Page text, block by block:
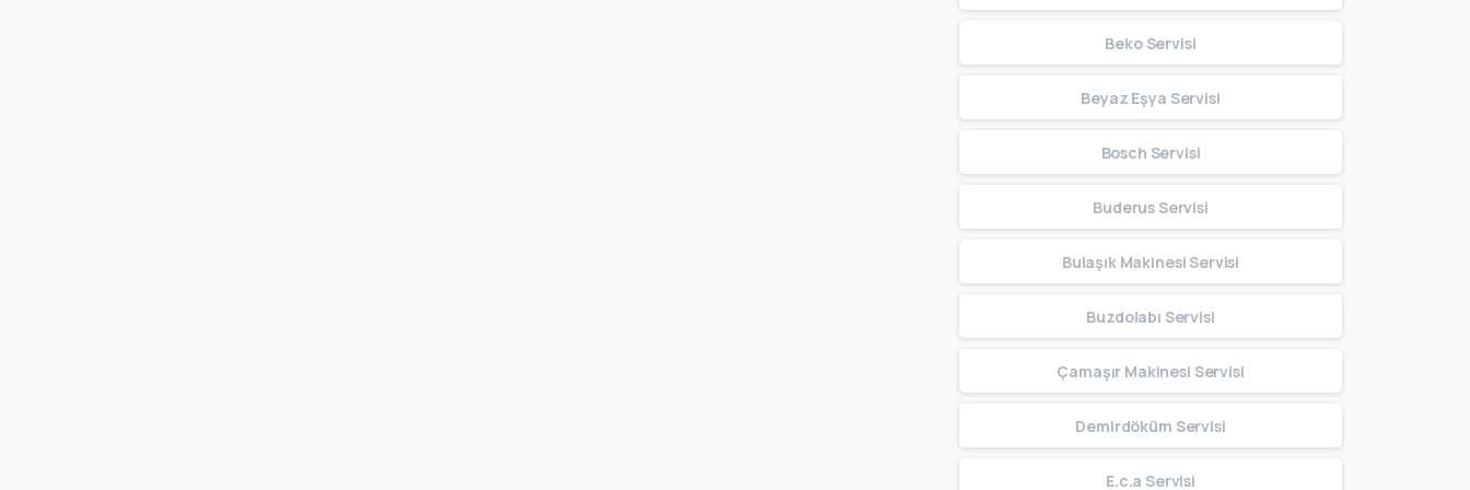
Beko Servisi
Beyaz Eşya Servisi
Bosch Servisi
Buderus Servisi
Bulaşık Makinesi Servisi
Buzdolabı Servisi
Çamaşır Makinesi Servisi
Demirdöküm Servisi
E.c.a Servisi